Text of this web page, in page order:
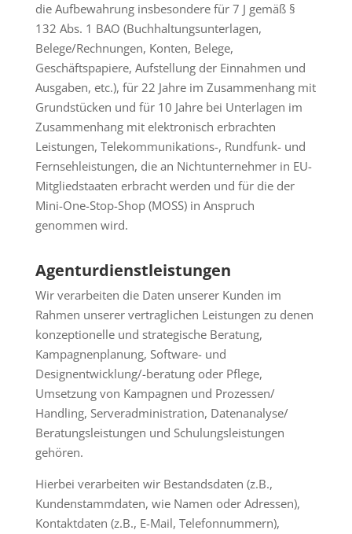
die Aufbewahrung insbesondere für 7 J gemäß §
132 Abs. 1 BAO (Buchhaltungsunterlagen,
Belege/Rechnungen, Konten, Belege,
Geschäftspapiere, Aufstellung der Einnahmen und
Ausgaben, etc.), für 22 Jahre im Zusammenhang mit
Grundstücken und für 10 Jahre bei Unterlagen im
Zusammenhang mit elektronisch erbrachten
Leistungen, Telekommunikations-, Rundfunk- und
Fernsehleistungen, die an Nichtunternehmer in EU-
Mitgliedstaaten erbracht werden und für die der
Mini-One-Stop-Shop (MOSS) in Anspruch
genommen wird.
Agenturdienstleistungen
Wir verarbeiten die Daten unserer Kunden im
Rahmen unserer vertraglichen Leistungen zu denen
konzeptionelle und strategische Beratung,
Kampagnenplanung, Software- und
Designentwicklung/-beratung oder Pflege,
Umsetzung von Kampagnen und Prozessen/
Handling, Serveradministration, Datenanalyse/
Beratungsleistungen und Schulungsleistungen
gehören.
Hierbei verarbeiten wir Bestandsdaten (z.B.,
Kundenstammdaten, wie Namen oder Adressen),
Kontaktdaten (z.B., E-Mail, Telefonnummern),